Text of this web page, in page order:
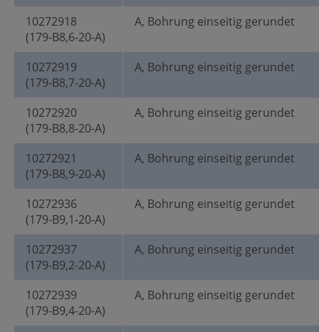
10272918
(179-B8,6-20-A)
A, Bohrung einseitig gerundet
10272919
(179-B8,7-20-A)
A, Bohrung einseitig gerundet
10272920
(179-B8,8-20-A)
A, Bohrung einseitig gerundet
10272921
(179-B8,9-20-A)
A, Bohrung einseitig gerundet
10272936
(179-B9,1-20-A)
A, Bohrung einseitig gerundet
10272937
(179-B9,2-20-A)
A, Bohrung einseitig gerundet
10272939
(179-B9,4-20-A)
A, Bohrung einseitig gerundet